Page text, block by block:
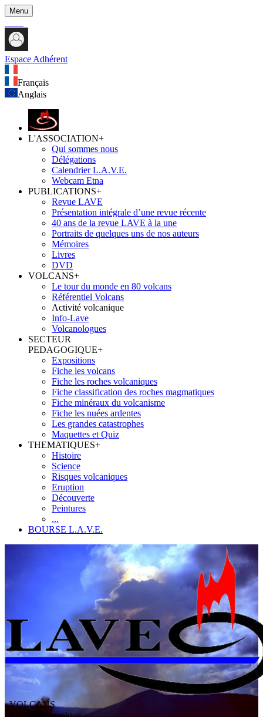
Menu
Espace Adhérent
Français
Anglais
L'ASSOCIATION+
Qui sommes nous
Délégations
Calendrier L.A.V.E.
Webcam Etna
PUBLICATIONS+
Revue LAVE
Présentation intégrale d’une revue récente
40 ans de la revue LAVE à la une
Portraits de quelques uns de nos auteurs
Mémoires
Livres
DVD
VOLCANS+
Le tour du monde en 80 volcans
Référentiel Volcans
Activité volcanique
Info-Lave
Volcanologues
SECTEUR
PEDAGOGIQUE+
Expositions
Fiche les volcans
Fiche les roches volcaniques
Fiche classification des roches magmatiques
Fiche minéraux du volcanisme
Fiche les nuées ardentes
Les grandes catastrophes
Maquettes et Quiz
THEMATIQUES+
Histoire
Science
Risques volcaniques
Eruption
Découverte
Peintures
...
BOURSE L.A.V.E.
VOLCANS
/ Activité volcanique